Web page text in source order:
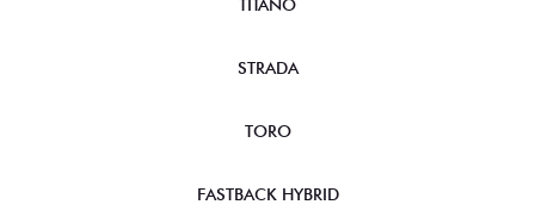
TITANO
STRADA
TORO
FASTBACK HYBRID